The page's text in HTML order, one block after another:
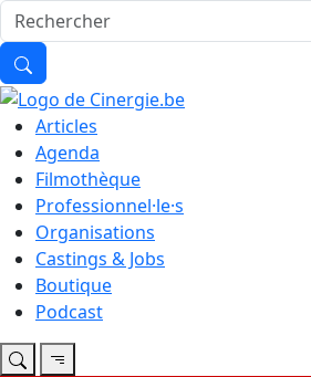
Articles
Agenda
Filmothèque
Professionnel·le·s
Organisations
Castings & Jobs
Boutique
Podcast